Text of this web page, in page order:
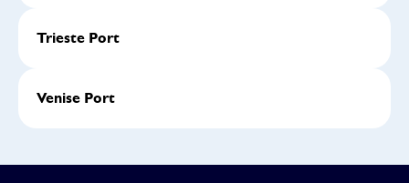
Trieste Port
Venise Port